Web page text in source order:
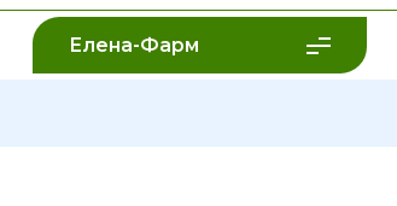
Елена-Фарм